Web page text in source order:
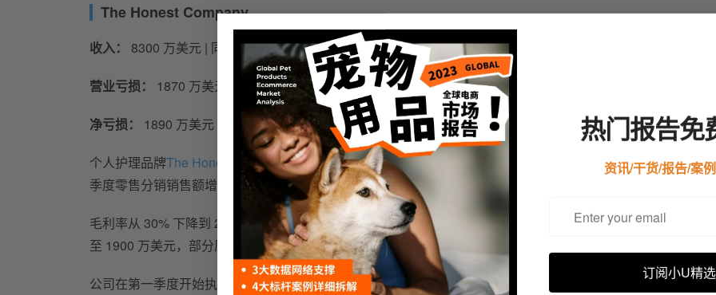
热门报告免
资讯/干货/报告/案
订阅小U精选
The Honest Company
收入： 8300 万美元 | 同比：+21%
营业亏损： 1870 万美元 | 同比：+28.3%
净亏损： 1890 万美元 | 同比：+29%
个人护理品牌The Honest Company 在其 2023 财年伊始，第一季度的收入比去年增长了 21%。该品牌报告称
季度零售分销销售额增长了 21%，数字销售额增长了 22%。
毛利率从 30% 下降到 24.2%，运营费用增加了 400 万美元。The Honest Company 的净亏损从 1500 万美元跃
至 1900 万美元，部分原因是其新的转型计划。
公司在第一季度开始执行的转型计划旨在“打造 Honest 品牌并推动投资组合中利润率较高的领域的增长，加强